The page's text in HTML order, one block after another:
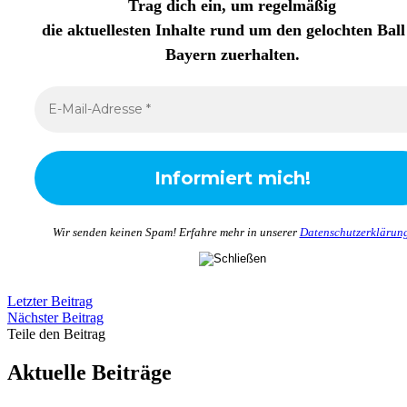
Trag dich ein, um regelmäßig
die aktuellesten Inhalte rund um den gelochten
Bayern zuerhalten.
Wir senden keinen Spam! Erfahre mehr in unserer
Letzter Beitrag
Nächster Beitrag
Teile den Beitrag
Aktuelle Beiträge